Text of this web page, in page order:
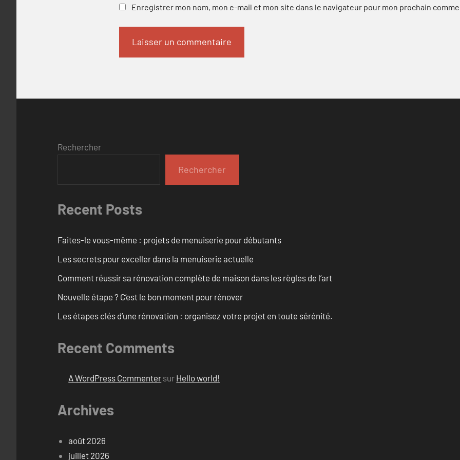
Enregistrer mon nom, mon e-mail et mon site dans le navigateur pour mon prochain
Rechercher
Rechercher
Recent Posts
Faites-le vous-même : projets de menuiserie pour débutants
Les secrets pour exceller dans la menuiserie actuelle
Comment réussir sa rénovation complète de maison dans les règles de l’art
Nouvelle étape ? C’est le bon moment pour rénover
Les étapes clés d’une rénovation : organisez votre projet en toute sérénité.
Recent Comments
A WordPress Commenter sur Hello world!
Archives
août 2026
juillet 2026